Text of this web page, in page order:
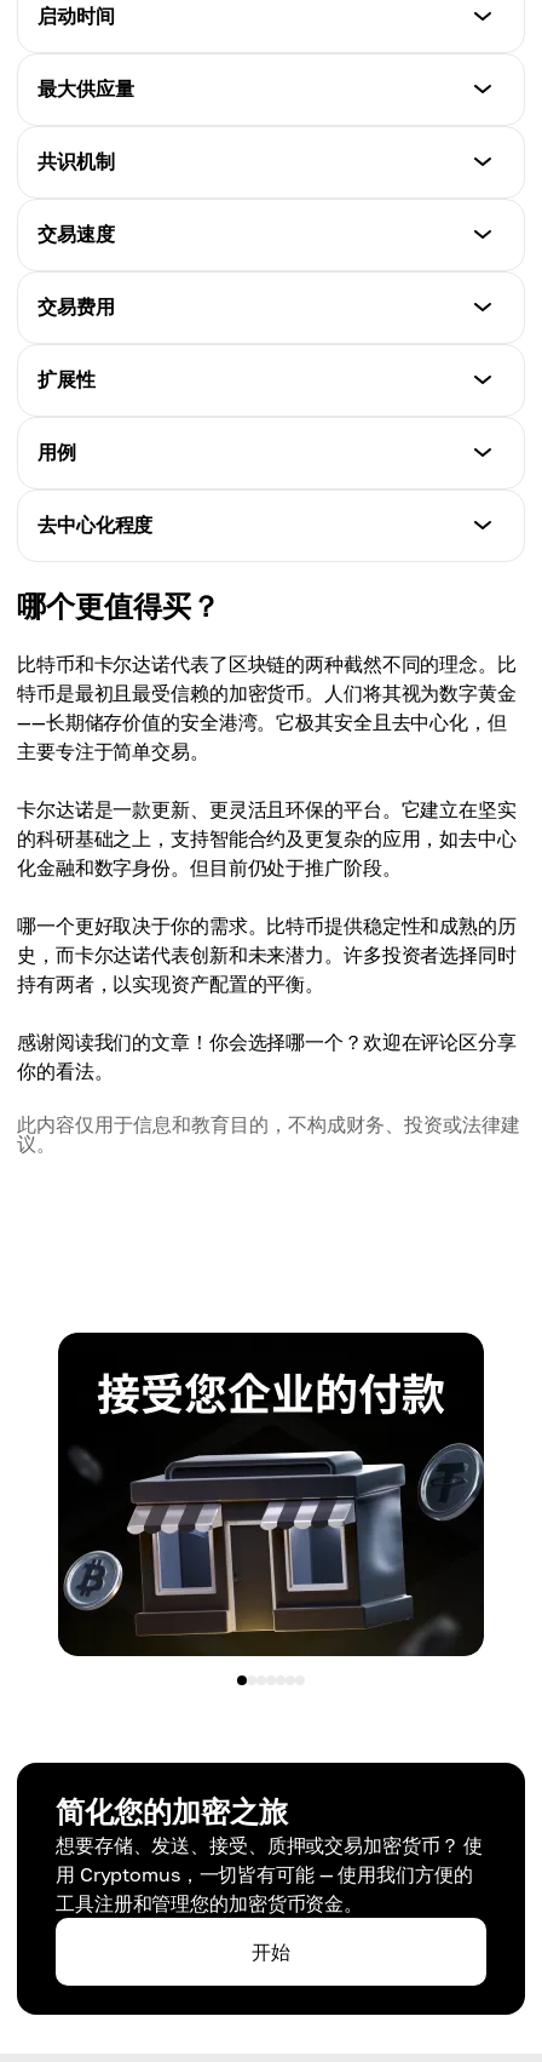
启动时间
比特币
卡尔达诺
最大供应量
比特币
卡尔达诺
共识机制
比特币
卡尔达诺
交易速度
比特币
卡尔达诺
交易费用
比特币
卡尔达诺
扩展性
比特币
卡尔达诺
用例
比特币
卡尔达诺
去中心化程度
比特币
高度去中心化
卡尔达诺
基于科学治理的去中心化
哪个更值得买？
比特币和卡尔达诺代表了区块链的两种截然不同的理念。比
特币是最初且最受信赖的加密货币。人们将其视为数字黄金
——长期储存价值的安全港湾。它极其安全且去中心化，但
主要专注于简单交易。
卡尔达诺是一款更新、更灵活且环保的平台。它建立在坚实
的科研基础之上，支持智能合约及更复杂的应用，如去中心
化金融和数字身份。但目前仍处于推广阶段。
哪一个更好取决于你的需求。比特币提供稳定性和成熟的历
史，而卡尔达诺代表创新和未来潜力。许多投资者选择同时
持有两者，以实现资产配置的平衡。
感谢阅读我们的文章！你会选择哪一个？欢迎在评论区分享
你的看法。
此内容仅用于信息和教育目的，不构成财务、投资或法律建
议。
简化您的加密之旅
想要存储、发送、接受、质押或交易加密货币？ 使
用 Cryptomus，一切皆有可能 — 使用我们方便的
工具注册和管理您的加密货币资金。
开始